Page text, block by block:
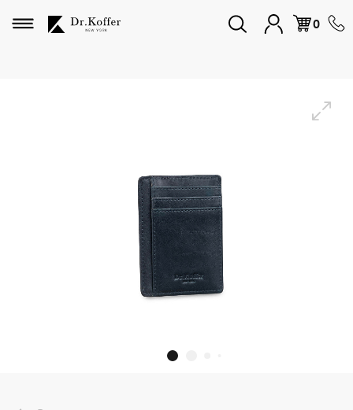
0
Избранное
Женская коллекция
Подарки и сувениры
Подарочные карты
Dr.Koffer Outlet